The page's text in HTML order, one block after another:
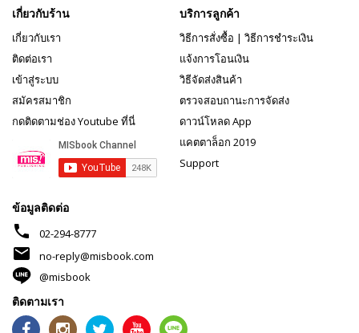
เกี่ยวกับร้าน
เกี่ยวกับเรา
ติดต่อเรา
เข้าสู่ระบบ
สมัครสมาชิก
กดติดตามช่อง Youtube ที่นี่
บริการลูกค้า
วิธีการสั่งซื้อ | วิธีการชำระเงิน
แจ้งการโอนเงิน
วิธีจัดส่งสินค้า
ตรวจสอบถานะการจัดส่ง
ดาวน์โหลด App
แคตตาล็อก 2019
Support
ข้อมูลติดต่อ
phone 02-294-8777
mail
no-reply@misbook.com
@misbook
ติดตามเรา